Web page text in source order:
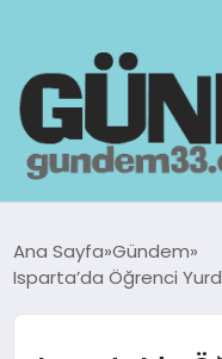
Ana Sayfa Gündem
Isparta’da Öğrenci